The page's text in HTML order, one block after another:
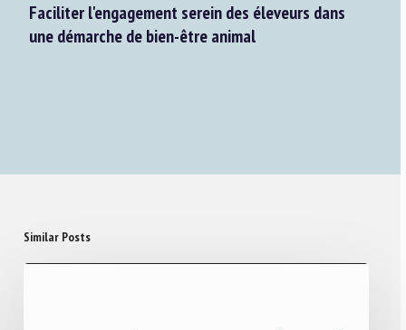
Faciliter l'engagement serein des éleveurs dans
une démarche de bien-être animal
Similar Posts